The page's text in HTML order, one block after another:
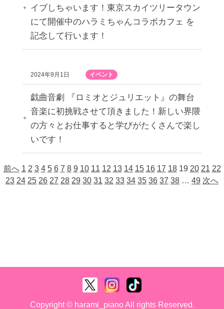
イブしちゃいます！東京スカイツリータウン
にて開催中のハラミちゃんコラボカフェ を
記念して行います！
2024年9月1日 イベント
戯曲音劇 『ロミオとジュリエット』の舞台
音楽に初挑戦させて頂きました！新しい界隈
の方々とお仕事すると学びがたくさんで楽し
いです！
前へ 1 2 3 4 5 6 7 8 9 10 11 12 13 14 15 16 17 18 19 20 21 22
23 24 25 26 27 28 29 30 31 32 33 34 35 36 37 38 … 49 次へ
Copyright © harami_piano All rights Reserved.